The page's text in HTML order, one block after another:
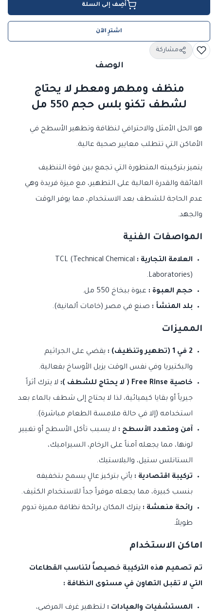
أضِف إلى السلة
اشترِ الآن
مشاركة
الوصف
منظف ومطهر ومعطر لا يحتاج
لشطف تكنو بلس حجم 550 مل
هو الحل الأمثل والاحترافي لنظافة وتطهير الأسطح في
الأماكن التي تتطلب معايير صحية عالية.
يتميز بتركيبته المتطورة التي تجمع بين قوة التنظيف
الفائقة والقدرة العالية على التطهير، مع ميزة فريدة وهي
عدم الحاجة للشطف بعد الاستخدام، مما يوفر الوقت
والجهد.
المواصفات الفنية
العلامة التجارية : TCL (Technical Chemical
Laboratories).
حجم العبوة : عبوة ببخاخ 550 مل.
بلد المنشأ : صنع في مصر (خامات ألمانية).
المميزات
2 في 1 (تطهير وتنظيف) :
يقضي على الجراثيم
والبكتيريا وفي نفس الوقت يزيل الأوساخ بفعالية.
خاصية Free Rinse ( لا يحتاج للشطف ):
لا يترك أثراً
جيرياً أو بقايا كيميائية، لذا لا يحتاج إلى شطف بالماء بعد
استخدامه (إلا في حالة ملامسة الطعام مباشرة).
آمن ومتعدد الأسطح : لا يسبب تآكل الأسطح أو تغيير
لونها، مما يجعله آمناً على الرخام، السيراميك،
الستانلس ستيل، والبلاستيك.
تركيبة اقتصادية : يأتي بتركيز عالٍ يسمح بتخفيفه
بنسب كبيرة، مما يجعله موفراً جداً للاستخدام الكثيف.
رائحة منعشة : يترك المكان برائحة نظافة مميزة تدوم
طويلاً.
اماكن الاستخدام
تم تصميم هذه التركيبة خصيصاً لتناسب القطاعات
التي لا تقبل التهاون في مستوى النظافة :
المستشفيات والعيادات : لتطهير غرف المرضى،